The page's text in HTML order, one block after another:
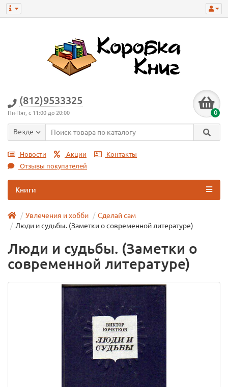
(812)9533325
Пн-Пят, с 11:00 до 20:00 0
Везде
Новости Акции
Контакты
Отзывы покупателей
Книги
Увлечения и хобби
Сделай сам
Люди и судьбы. (Заметки о современной литературе)
Люди и судьбы. (Заметки о
современной литературе)